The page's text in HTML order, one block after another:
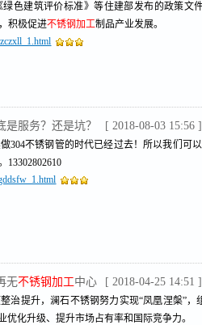
色建筑评价标准》等住建部发布的政策文
积极促进不锈钢加工制品产业发展。
是服务？还是坑？ [ 2018-08-03 15:56 ]
304不锈钢管的时代已经过去！所以我们可
13302802610
无不锈钢加工中心 [ 2018-04-25 14:51 ]
治提升，澜石不锈钢努力实现“凤凰涅槃”
优化升级、提升市场占有率和国际竞争力。